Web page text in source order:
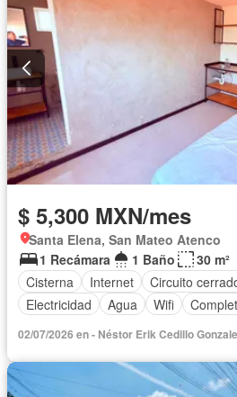
$ 5,300 MXN/mes
Santa Elena, San Mateo Atenco
1 Recámara
1 Baño
30 m²
Cisterna
Internet
Circuito
Electricidad
Agua Wifi
02/07/2026 en - Néstor Erik Cedillo